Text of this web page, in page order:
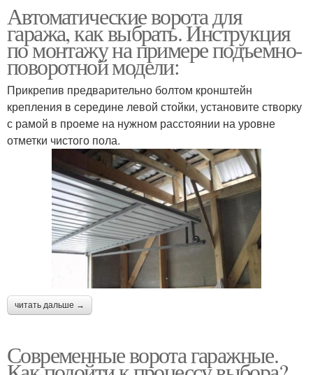
Подъемные вороты Современные вороты
Ворот в брянске Главные вороты
Автоматические ворота для
гаража, как выбрать. Инструкция
по монтажу на примере подъемно-
поворотной модели:
Прикрепив предварительно болтом кронштейн
крепления в середине левой стойки, установите створку
с рамой в проеме на нужном расстоянии на уровне
отметки чистого пола.
читать дальше →
Современные ворота гаражные.